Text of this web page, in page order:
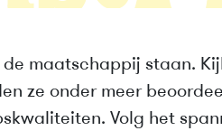
maatschappij staan.
ze onder meer
Volg het